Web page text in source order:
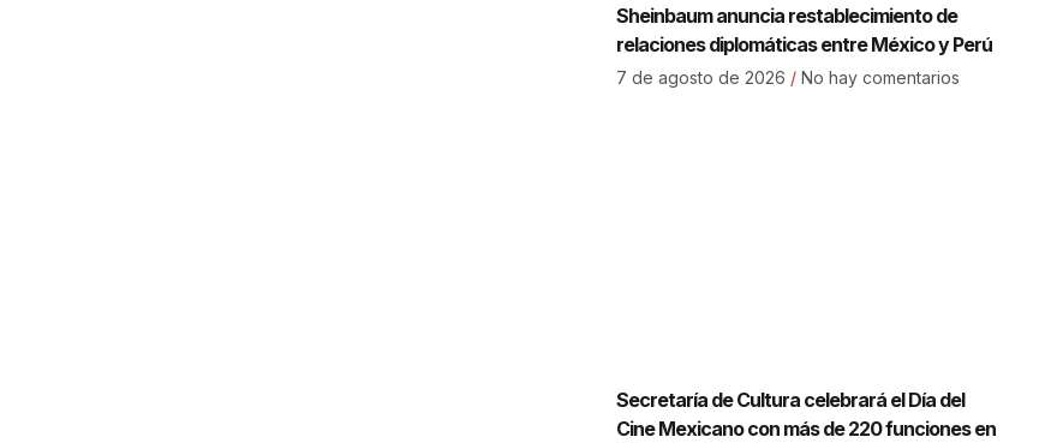
Sheinbaum anuncia restablecimiento de
relaciones diplomáticas entre México y Perú
7 de agosto de 2026 No hay comentarios
Secretaría de Cultura celebrará el Día del
Cine Mexicano con más de 220 funciones en